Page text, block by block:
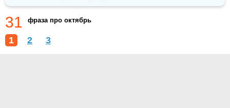
31 фраза про октябрь
1 2 3